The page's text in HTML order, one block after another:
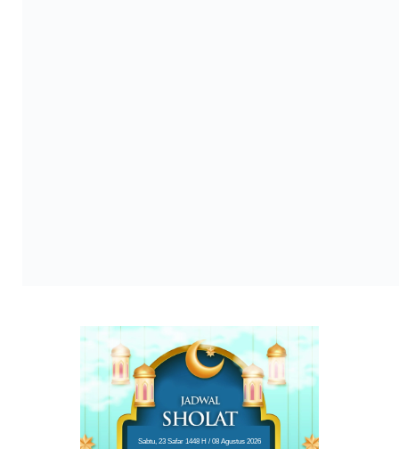
Sabtu, 23 Safar 1448 H / 08 Agustus 2026